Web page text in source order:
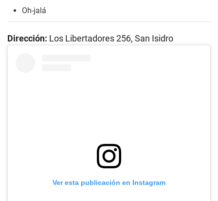
Oh-jalá
Dirección: Los Libertadores 256, San Isidro
Ver esta publicación en Instagram